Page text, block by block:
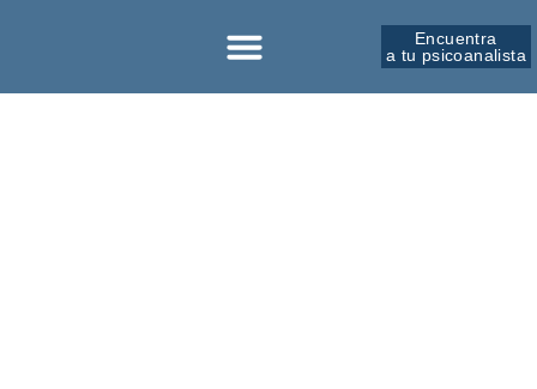
Encuentra
a tu psicoanalista